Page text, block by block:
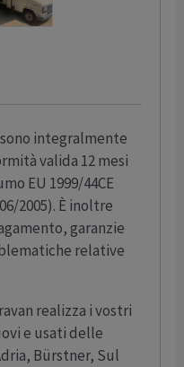
integralmente
valida 12 mesi
EU 1999/44CE
2005). È inoltre
garanzie
relative
realizza i vostri
e usati delle
Bürstner, Sul